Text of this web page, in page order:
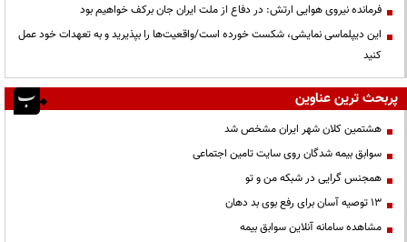
فرمانده نیروی هوایی ارتش: در دفاع از ملت ایران جان برکف خواهیم بود
این دیپلماسی نمایشی، شکست خورده است/واقعیت‌ها را بپذیرید و به تعهدات خود عمل
کنید
پربحث ترین عناوین
هشتمین کلان شهر ایران مشخص شد
سوابق بیمه شدگان روی سایت تامین اجتماعی
همجنس گرایی در شبکه من و تو
13 توصیه آسان برای رفع بوی بد دهان
مشاهده سامانه آنلاين سوابق بیمه